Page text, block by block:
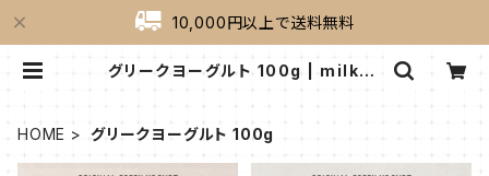
10,000円以上で送料無料
グリークヨーグルト 100g | milkyg
HOME
グリークヨーグルト 100g